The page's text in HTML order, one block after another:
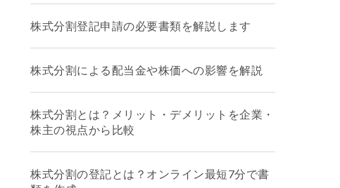
株式分割登記申請の必要書類を解説します
株式分割による配当金や株価への影響を解説
株式分割とは？メリット・デメリットを企業・
株主の視点から比較
株式分割の登記とは？オンライン最短7分で書